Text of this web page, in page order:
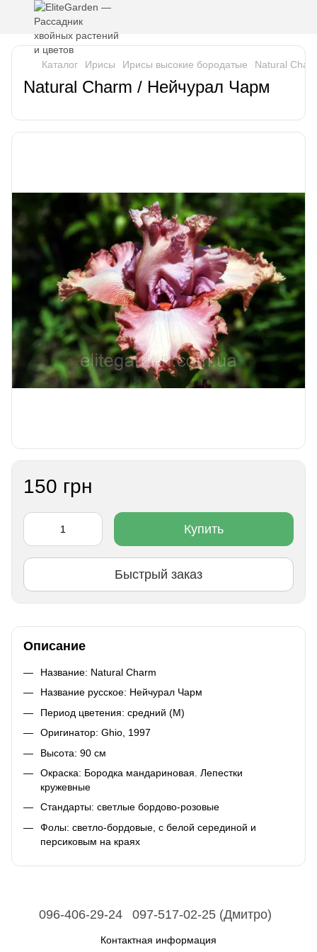
Каталог Ирисы Ирисы высокие бородатые Natural
Natural Charm / Нейчурал Чарм
150 грн
Купить
Быстрый заказ
Описание
Название: Natural Charm
Название русское: Нейчурал Чарм
Период цветения: средний (М)
Оригинатор: Ghio, 1997
Высота: 90 см
Окраска: Бородка мандариновая. Лепестки
кружевные
Стандарты: светлые бордово-розовые
Фолы: светло-бордовые, с белой серединой и
персиковым на краях
096-406-29-24 097-517-02-25 (Дмитро)
Контактная информация